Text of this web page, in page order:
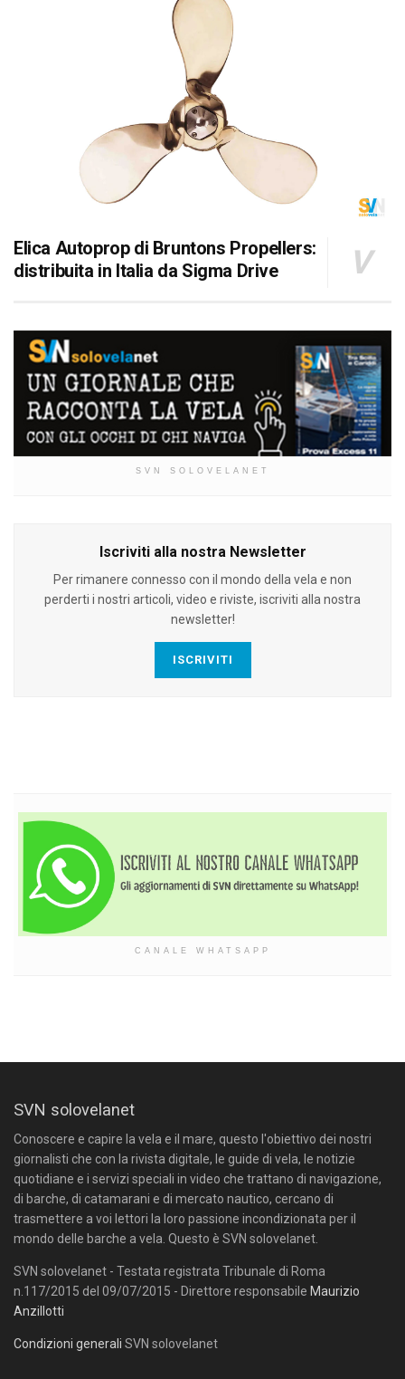
Elica Autoprop di Bruntons Propellers:
distribuita in Italia da Sigma Drive
SVN SOLOVELANET
Iscriviti alla nostra Newsletter
Per rimanere connesso con il mondo della vela e non
perderti i nostri articoli, video e riviste, iscriviti alla nostra
newsletter!
ISCRIVITI
CANALE WHATSAPP
SVN solovelanet
Conoscere e capire la vela e il mare, questo l'obiettivo dei nostri
giornalisti che con la rivista digitale, le guide di vela, le notizie
quotidiane e i servizi speciali in video che trattano di navigazione,
di barche, di catamarani e di mercato nautico, cercano di
trasmettere a voi lettori la loro passione incondizionata per il
mondo delle barche a vela. Questo è SVN solovelanet.
SVN solovelanet - Testata registrata Tribunale di Roma
n.117/2015 del 09/07/2015 - Direttore responsabile Maurizio
Anzillotti
Condizioni generali SVN solovelanet